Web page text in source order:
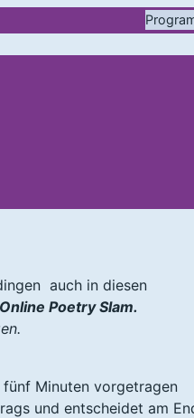
auch in diesen
Online Poetry Slam.
Minuten vorgetragen
und entscheidet am